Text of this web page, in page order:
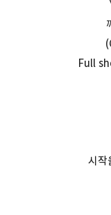
Full
시작